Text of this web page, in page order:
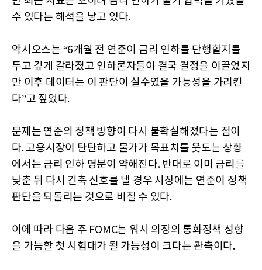
수 있다는 해석을 낳고 있다.
악시오스는 “6개월 전 연준이 금리 인하를 단행할지를
두고 깊게 갈라졌고 인하론자들이 결국 결정을 이끌었지
만 이후 데이터는 이 판단이 실수였을 가능성을 가리킨
다”고 짚었다.
문제는 연준의 정책 방향이 다시 불확실해졌다는 점이
다. 고용시장이 탄탄하고 물가가 목표치를 웃도는 상황
에서는 금리 인하 명분이 약해진다. 반대로 이미 금리를
낮춘 뒤 다시 긴축 신호를 낼 경우 시장에는 연준이 정책
판단을 되돌리는 것으로 비칠 수 있다.
이에 따라 다음 주 FOMC는 워시 의장의 통화정책 성향
을 가늠할 첫 시험대가 될 가능성이 크다는 관측이다.